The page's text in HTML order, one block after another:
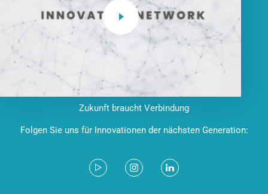
Zukunft braucht Verbindung
Folgen Sie uns für Innovationen der nächsten Generation: